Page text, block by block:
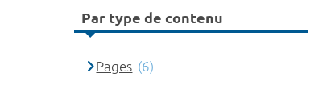
Par type de contenu
Pages (6)